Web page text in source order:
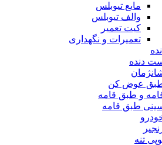
مایع تیوبلس
والف تیوبلس
کیت تعمیر
تعمیرات و نگهداری
دنده
عوض کن
و طبق قامه
طبق قامه
تنه